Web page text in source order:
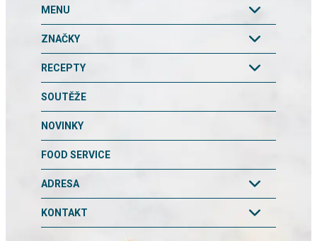
MENU
ZNAČKY
RECEPTY
SOUTĚŽE
NOVINKY
FOOD SERVICE
ADRESA
KONTAKT